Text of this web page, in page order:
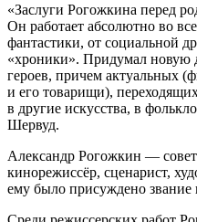
«Заслуги Рогожкина перед
Он работает абсолютно во
фантастики, от социальной
«хроники». Придумал новую
героев, причем актуальных
и его товарищи),
в другие искусства, в
Шервуд.
Александр Рогожкин —
кинорежиссёр, сценарист,
ему было присуждено звание